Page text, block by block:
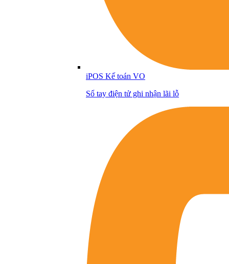
iPOS Kế toán VO
Sổ tay điện tử ghi nhận lãi lỗ